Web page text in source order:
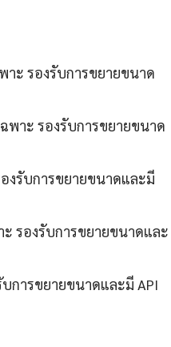
าะ รองรับการขยายขนาด
พาะ รองรับการขยายขนาด
งรับการขยายขนาดและมี
รองรับการขยายขนาดและ
การขยายขนาดและมี API